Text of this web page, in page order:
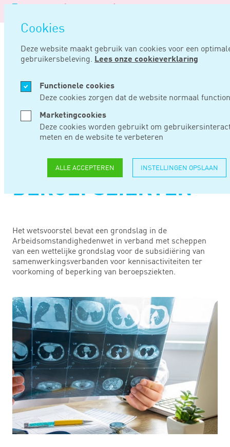
overslaan
Cookies
Deze website maakt gebruik van cookies voor een
gebruikersbeleving. Lees onze cookieverklaring
Functionele cookies
Deze cookies zorgen dat de website normaal
Marketingcookies
Deze cookies worden gebruikt om
meten en de website te verbeteren
ALLE ACCEPTEREN INSTELLINGEN OPSLAAN
Logo
Noord
Negentig
APR 24, 2025
WETSVOORSTEL
KENNISPROGRAMMA
BEROEPSZIEKTEN
Het wetsvoorstel bevat een grondslag in de
Arbeidsomstandighedenwet in verband met scheppen
van een wettelijke grondslag voor de subsidiëring van
samenwerkingsverbanden voor kennisactiviteiten ter
voorkoming of beperking van beroepsziekten.